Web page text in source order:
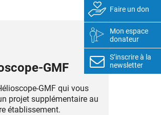
GMF
GMF qui vous
projet supplémentaire au
établissement.
Faire un don
Mon espace
donateur
S’inscrire à la
newsletter